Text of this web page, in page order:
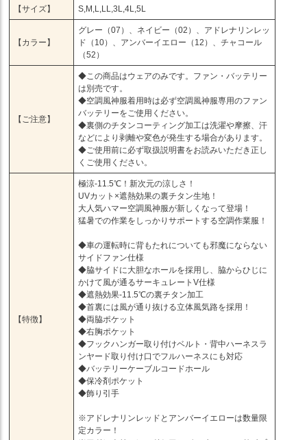
【サイズ】 S,M,L,LL,3L,4L,5L
【カラー】
グレー（07）、ネイビー（02）、アドレナリンレッ
ド（10）、アンバーイエロー（12）、チャコール
（52）
【ご注意】
◆この商品はウェアのみです。ファン・バッテリー
は別売です。
◆空調風神服着用時は必ず空調風神服専用のファン
バッテリーをご使用ください。
◆裏側のチタンコーティング加工は洗濯や摩擦、汗
などにより剥離や変色が発生する場合があります。
◆ご使用前に必ず取扱説明書をお読みいただき正し
くご使用ください。
【特徴】
極涼-11.5℃！新次元の涼しさ！
UVカット×遮熱効果の裏チタン生地！
大人気ハマー空調風神服が新しくなって登場！
猛暑での作業をしっかりサポートする空調作業服！
◆車の運転時に背もたれについても邪魔にならない
サイドファン仕様
◆脇サイドに大胆なホールを採用し、脇からひじに
かけて風が通るサーキュレートV仕様
◆遮熱効果-11.5℃の裏チタン加工
◆首裏には風が通り抜ける立体風気路を採用！
◆両脇ポケット
◆右胸ポケット
◆フックハンガー取り付けベルト・背中ハーネスラ
ンヤード取り付け口でフルハーネスにも対応
◆バッテリーケーブルコードホール
◆保冷剤ポケット
◆飾り引手
※アドレナリンレッドとアンバーイエローは数量限
定カラー！